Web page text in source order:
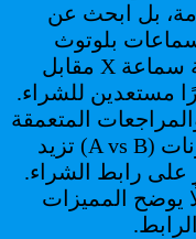
بل ابحث عن
بلوتوث
تحت 200 درهم” أو “مراجعة سماعة X مقابل
المتعمقة
المراجعات الصادقة والمقارنات (A vs B) تزيد
على رابط الشراء.
المميزات